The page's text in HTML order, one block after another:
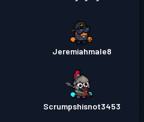
Jeremiahmale8
Scrumpshisnot3453